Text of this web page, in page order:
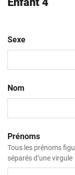
Sexe
Nom
Prénoms
Tous les prénoms
séparés d’une virgule